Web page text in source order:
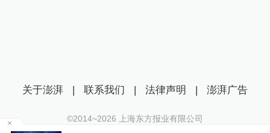
关于澎湃 | 联系我们 | 法律声明 | 澎湃广告
©2014~2026 上海东方报业有限公司